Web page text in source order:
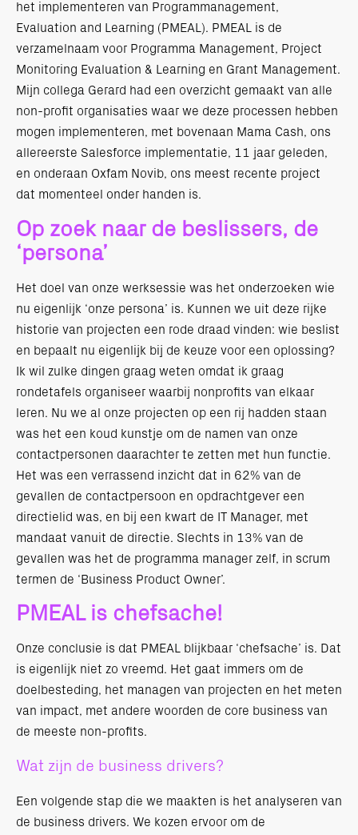
het implementeren van Programmanagement,
Evaluation and Learning (PMEAL). PMEAL is de
verzamelnaam voor Programma Management, Project
Monitoring Evaluation & Learning en Grant Management.
Mijn collega Gerard had een overzicht gemaakt van alle
non-profit organisaties waar we deze processen hebben
mogen implementeren, met bovenaan Mama Cash, ons
allereerste Salesforce implementatie, 11 jaar geleden,
en onderaan Oxfam Novib, ons meest recente project
dat momenteel onder handen is.
Op zoek naar de beslissers, de
‘persona’
Het doel van onze werksessie was het onderzoeken wie
nu eigenlijk ‘onze persona’ is. Kunnen we uit deze rijke
historie van projecten een rode draad vinden: wie beslist
en bepaalt nu eigenlijk bij de keuze voor een oplossing?
Ik wil zulke dingen graag weten omdat ik graag
rondetafels organiseer waarbij nonprofits van elkaar
leren. Nu we al onze projecten op een rij hadden staan
was het een koud kunstje om de namen van onze
contactpersonen daarachter te zetten met hun functie.
Het was een verrassend inzicht dat in 62% van de
gevallen de contactpersoon en opdrachtgever een
directielid was, en bij een kwart de IT Manager, met
mandaat vanuit de directie. Slechts in 13% van de
gevallen was het de programma manager zelf, in scrum
termen de ‘Business Product Owner’.
PMEAL is chefsache!
Onze conclusie is dat PMEAL blijkbaar ‘chefsache’ is. Dat
is eigenlijk niet zo vreemd. Het gaat immers om de
doelbesteding, het managen van projecten en het meten
van impact, met andere woorden de core business van
de meeste non-profits.
Wat zijn de business drivers?
Een volgende stap die we maakten is het analyseren van
de business drivers. We kozen ervoor om de